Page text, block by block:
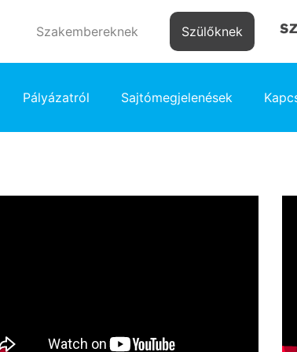
Szakembereknek Szülőknek
Pályázatról Sajtómegjelenések